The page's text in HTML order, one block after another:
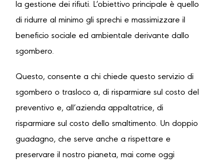
la gestione dei rifiuti. L’obiettivo principale è quello
di ridurre al minimo gli sprechi e massimizzare il
beneficio sociale ed ambientale derivante dallo
sgombero.
Questo, consente a chi chiede questo servizio di
sgombero o trasloco a, di risparmiare sul costo del
preventivo e, all’azienda appaltatrice, di
risparmiare sul costo dello smaltimento. Un doppio
guadagno, che serve anche a rispettare e
preservare il nostro pianeta, mai come oggi